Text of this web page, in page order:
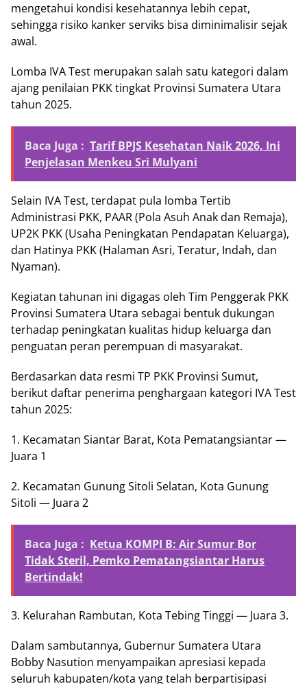
mengetahui kondisi kesehatannya lebih cepat,
sehingga risiko kanker serviks bisa diminimalisir sejak
awal.
Lomba IVA Test merupakan salah satu kategori dalam
ajang penilaian PKK tingkat Provinsi Sumatera Utara
tahun 2025.
Baca Juga : Tarif BPJS Kesehatan Naik 2026, Ini
Penjelasan Menkeu Sri Mulyani
Selain IVA Test, terdapat pula lomba Tertib
Administrasi PKK, PAAR (Pola Asuh Anak dan Remaja),
UP2K PKK (Usaha Peningkatan Pendapatan Keluarga),
dan Hatinya PKK (Halaman Asri, Teratur, Indah, dan
Nyaman).
Kegiatan tahunan ini digagas oleh Tim Penggerak PKK
Provinsi Sumatera Utara sebagai bentuk dukungan
terhadap peningkatan kualitas hidup keluarga dan
penguatan peran perempuan di masyarakat.
Berdasarkan data resmi TP PKK Provinsi Sumut,
berikut daftar penerima penghargaan kategori IVA Test
tahun 2025:
1. Kecamatan Siantar Barat, Kota Pematangsiantar —
Juara 1
2. Kecamatan Gunung Sitoli Selatan, Kota Gunung
Sitoli — Juara 2
Baca Juga : Ketua KOMPI B: Air Sumur Bor
Tidak Steril, Pemko Pematangsiantar Harus
Bertindak!
3. Kelurahan Rambutan, Kota Tebing Tinggi — Juara 3.
Dalam sambutannya, Gubernur Sumatera Utara
Bobby Nasution menyampaikan apresiasi kepada
seluruh kabupaten/kota yang telah berpartisipasi